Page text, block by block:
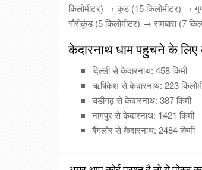
किलोमीटर) → कुंड (15 किलोमीटर) →
गौरीकुंड (5 किलोमीटर) → रामबारा (7
केदारनाथ धाम पहुचने के लिए
दिल्ली से केदारनाथ: 458 किमी
ऋषिकेश से केदारनाथ: 223
चंडीगढ़ से केदारनाथ: 387 किमी
नागपुर से केदारनाथ: 1421 किमी
बैंगलोर से केदारनाथ: 2484 किमी